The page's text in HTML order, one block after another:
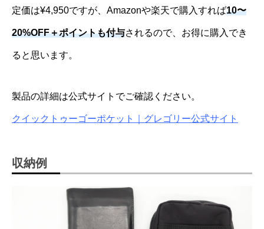
定価は¥4,950ですが、Amazonや楽天で購入すれば10〜
20%OFF＋ポイントも付与されるので、お得に購入でき
ると思います。
製品の詳細は公式サイトでご確認ください。
クイックトゥーゴーポケット｜グレゴリー公式サイト
収納例